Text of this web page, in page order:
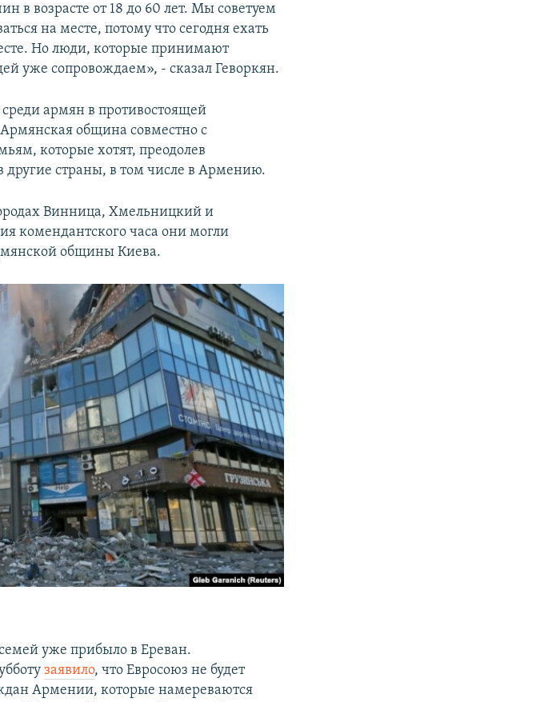
в возрасте от 18 до 60 лет. Мы советуем
на месте, потому что сегодня ехать
Но люди, которые принимают
уже сопровождаем», - сказал Геворкян.
армян в противостоящей
община совместно с
которые хотят, преодолев
другие страны, в том числе в Армению.
Винница, Хмельницкий и
комендантского часа они могли
общины Киева.
уже прибыло в Ереван.
заявило, что Евросоюз не будет
Армении, которые намереваются